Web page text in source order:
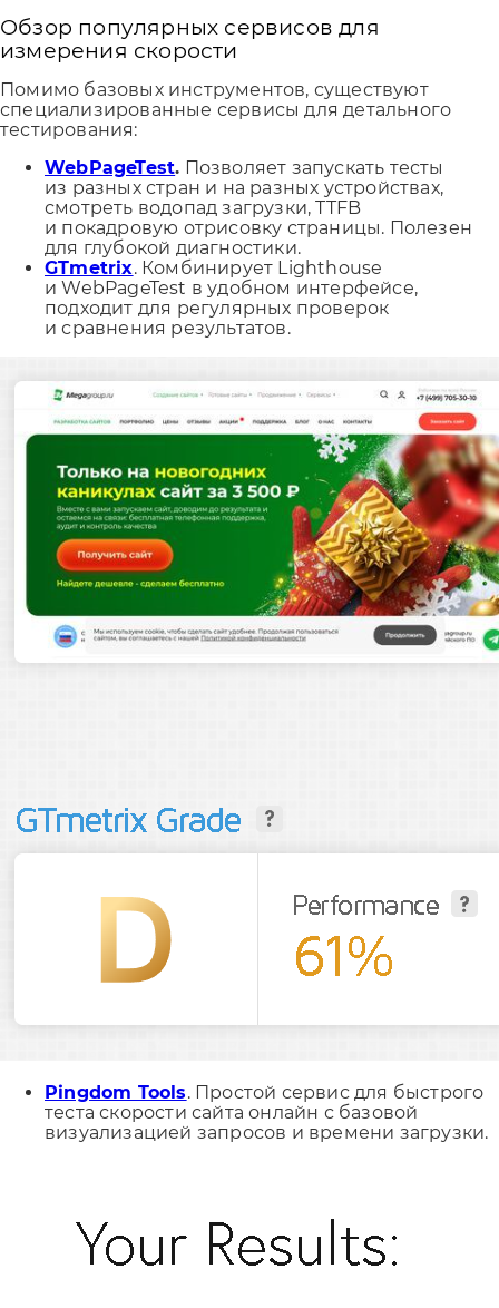
Обзор популярных сервисов для
измерения скорости
Помимо базовых инструментов, существуют
специализированные сервисы для детального
тестирования:
WebPageTest. Позволяет запускать тесты
из разных стран и на разных устройствах,
смотреть водопад загрузки, TTFB
и покадровую отрисовку страницы. Полезен
для глубокой диагностики.
GTmetrix. Комбинирует Lighthouse
и WebPageTest в удобном интерфейсе,
подходит для регулярных проверок
и сравнения результатов.
Pingdom Tools. Простой сервис для быстрого
теста скорости сайта онлайн с базовой
визуализацией запросов и времени загрузки.